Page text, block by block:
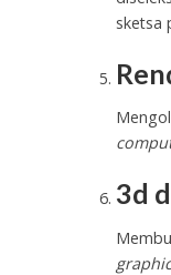
sketsa
3d